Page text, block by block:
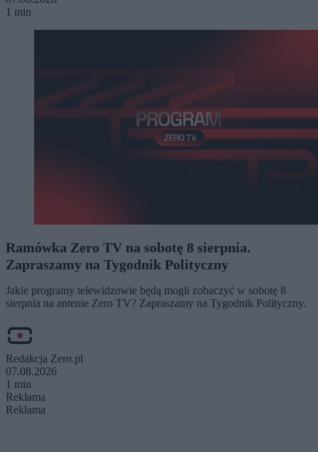
1 min
Ramówka Zero TV na sobotę 8 sierpnia.
Zapraszamy na Tygodnik Polityczny
Jakie programy telewidzowie będą mogli zobaczyć w sobotę 8
sierpnia na antenie Zero TV? Zapraszamy na Tygodnik Polityczny.
Redakcja Zero.pl
07.08.2026
1 min
Reklama
Reklama